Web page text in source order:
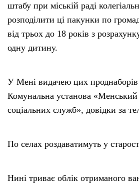
штабу при міській раді
розподілити ці пакунки по
від трьох до 18 років з
одну дитину.
У Мені видачею цих проднаборів
Комунальна установа «Менський
соціальних служб», довідки за
По селах роздаватимуть у
Нині триває облік отриманого